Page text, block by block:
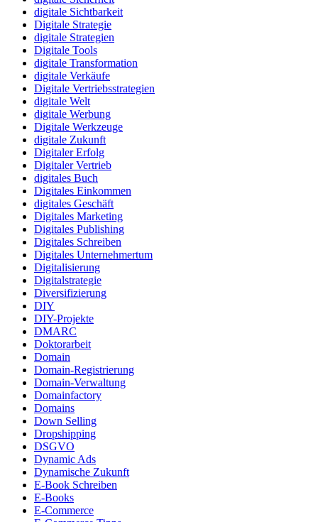
digitale Sichtbarkeit
Digitale Strategie
digitale Strategien
Digitale Tools
digitale Transformation
digitale Verkäufe
Digitale Vertriebsstrategien
digitale Welt
digitale Werbung
Digitale Werkzeuge
digitale Zukunft
Digitaler Erfolg
Digitaler Vertrieb
digitales Buch
Digitales Einkommen
digitales Geschäft
Digitales Marketing
Digitales Publishing
Digitales Schreiben
Digitales Unternehmertum
Digitalisierung
Digitalstrategie
Diversifizierung
DIY
DIY-Projekte
DMARC
Doktorarbeit
Domain
Domain-Registrierung
Domain-Verwaltung
Domainfactory
Domains
Down Selling
Dropshipping
DSGVO
Dynamic Ads
Dynamische Zukunft
E-Book Schreiben
E-Books
E-Commerce